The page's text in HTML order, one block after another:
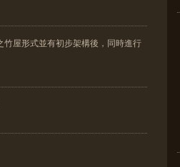
屋形式並有初步架構後，同時進行